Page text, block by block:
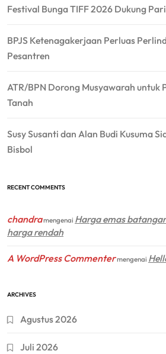
Festival Bunga TIFF 2026 Dukung
BPJS Ketenagakerjaan Perluas
Pesantren
ATR/BPN Dorong Musyawarah untuk
Tanah
Susy Susanti dan Alan Budi Kusuma
Bisbol
RECENT COMMENTS
chandramengenai Harga emas
harga rendah
A WordPress Commentermengenai
ARCHIVES
Agustus 2026
Juli 2026